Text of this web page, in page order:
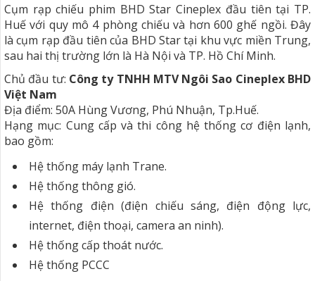
Cụm rạp chiếu phim BHD Star Cineplex đầu tiên tại TP.
Huế với quy mô 4 phòng chiếu và hơn 600 ghế ngồi. Đây
là cụm rạp đầu tiên của BHD Star tại khu vực miền Trung,
sau hai thị trường lớn là Hà Nội và TP. Hồ Chí Minh.
Chủ đầu tư: Công ty TNHH MTV Ngôi Sao Cineplex BHD
Việt Nam
Địa điểm: 50A Hùng Vương, Phú Nhuận, Tp.Huế.
Hạng mục: Cung cấp và thi công hệ thống cơ điện lạnh,
bao gồm:
Hệ thống máy lạnh Trane.
Hệ thống thông gió.
Hệ thống điện (điện chiếu sáng, điện động lực,
internet, điện thoại, camera an ninh).
Hệ thống cấp thoát nước.
Hệ thống PCCC